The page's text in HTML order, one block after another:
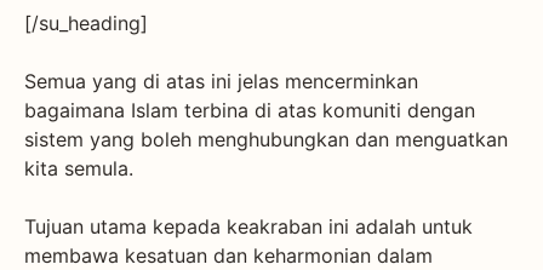
[/su_heading]
Semua yang di atas ini jelas mencerminkan
bagaimana Islam terbina di atas komuniti dengan
sistem yang boleh menghubungkan dan menguatkan
kita semula.
Tujuan utama kepada keakraban ini adalah untuk
membawa kesatuan dan keharmonian dalam